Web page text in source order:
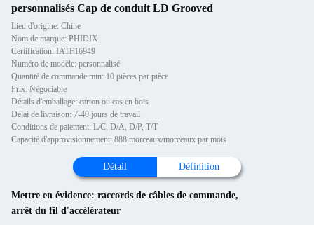
personnalisés Cap de conduit LD Grooved
Lieu d'origine: Chine
Nom de marque: PHIDIX
Certification: IATF16949
Numéro de modèle: personnalisé
Quantité de commande min: 10 pièces par pièce
Prix: Négociable
Détails d'emballage: carton ou cas en bois
Délai de livraison: 7-40 jours de travail
Conditions de paiement: L/C, D/A, D/P, T/T
Capacité d'approvisionnement: 888 morceaux/morceaux par mois
Détail Définition
Mettre en évidence: raccords de câbles de commande,
arrêt du fil d'accélérateur